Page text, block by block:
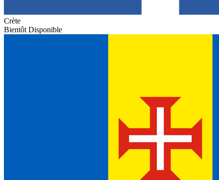
Crète
Bientôt Disponible